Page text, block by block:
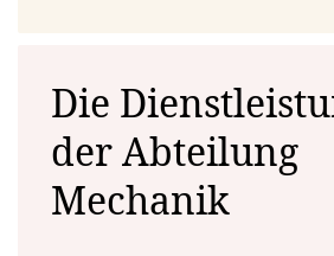
Zweisprachige
Ausbildner:innen
(D & F)
Die
der Abteilung
Mechanik